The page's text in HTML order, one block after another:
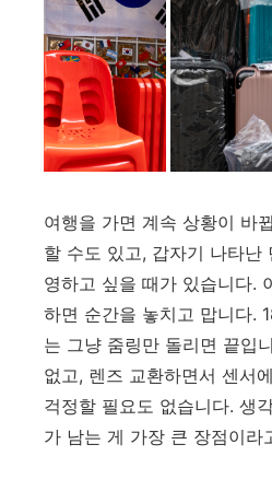
여행을 가면 계속 상황이 바
할 수도 있고, 갑자기 나타난
영하고 싶을 때가 있습니다.
하면 순간을 놓치고 맙니다.
는 그냥 줌링만 돌리면 끝입
없고, 렌즈 교환하면서 센서
걱정할 필요도 없습니다. 생
가 남는 게 가장 큰 장점이라